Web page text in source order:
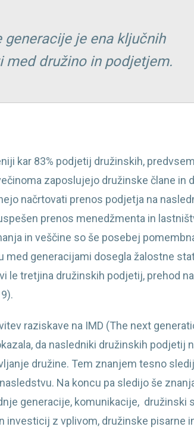
je ena ključnih
med družino in podjetjem.
kar 83% podjetij družinskih,
zaposlujejo družinske člane in
načrtovati prenos podjetja na
prenos menedžmenta in
in veščine so še posebej
med generacijami dosegla žalostne
le tretjina družinskih podjetij, prehod
raziskave na IMD (The next
da nasledniki družinskih podjetij
družine. Tem znanjem tesno
Na koncu pa sledijo še
generacije, komunikacije, družinski
investicij z vplivom, družinske pisarne